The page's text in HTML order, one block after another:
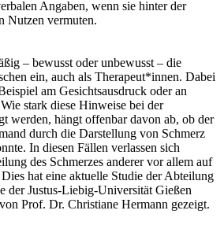
Angaben, wenn sie hinter der
Nutzen vermuten.
– bewusst oder unbewusst – die
ein, auch als Therapeut*innen. Dabei
am Gesichtsausdruck oder an
stark diese Hinweise bei der
werden, hängt offenbar davon ab, ob der
durch die Darstellung von Schmerz
In diesen Fällen verlassen sich
des Schmerzes anderer vor allem auf
hat eine aktuelle Studie der Abteilung
der Justus-Liebig-Universität Gießen
Prof. Dr. Christiane Hermann gezeigt.